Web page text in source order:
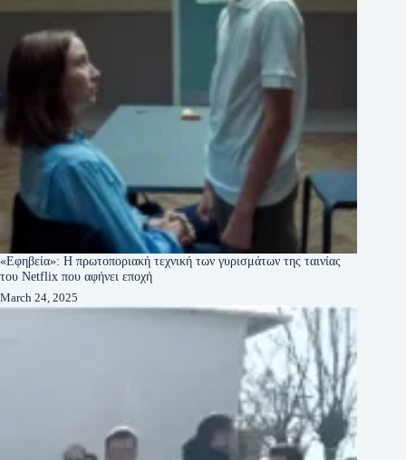
«Εφηβεία»: Η πρωτοποριακή τεχνική των γυρισμάτων της ταινίας
του Netflix που αφήνει εποχή
March 24, 2025